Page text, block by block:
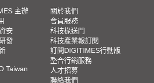
主辦
安
發
Taiwan
關於我們
會員服務
科技椽送門
科技產業報訂閱
訂閱DIGITIMES行動版
整合行銷服務
人才招募
聯絡我們